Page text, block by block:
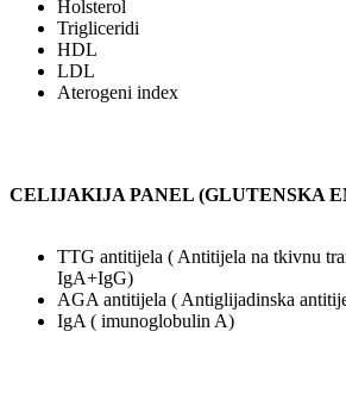
Holsterol
Trigliceridi
HDL
LDL
Aterogeni index
CELIJAKIJA PANEL (GLUTENSKA
TTG antitijela ( Antitijela na tkivnu
IgA+IgG)
AGA antitijela ( Antiglijadinska
IgA ( imunoglobulin A)